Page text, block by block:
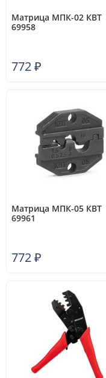
Матрица МПК-02 КВТ
69958
772₽
Матрица МПК-05 КВТ
69961
772₽